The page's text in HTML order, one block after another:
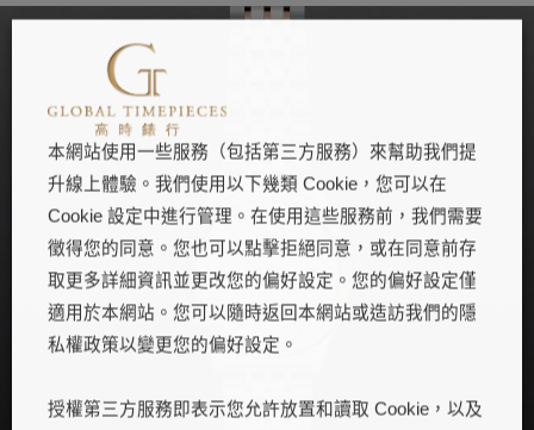
本網站使用一些服務（包括第三方服務）來幫助我們提
升線上體驗。我們使用以下幾類 Cookie，您可以在
Cookie 設定中進行管理。在使用這些服務前，我們需要
徵得您的同意。您也可以點擊拒絕同意，或在同意前存
取更多詳細資訊並更改您的偏好設定。您的偏好設定僅
適用於本網站。您可以隨時返回本網站或造訪我們的隱
私權政策以變更您的偏好設定。
授權第三方服務即表示您允許放置和讀取 Cookie，以及